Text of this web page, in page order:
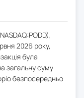
2026 року,
була
загальну суму
безпосередньо